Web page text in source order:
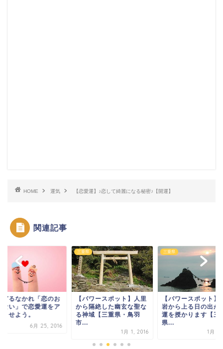
HOME 運気 【恋愛運】♪恋して綺麗になる秘密♪【開運】
関連記事
どるなかれ「恋のお
ない」で恋愛運をア
せよう。
6月 25, 2016
三重県
【パワースポット】人里
から隔絶した幽玄な聖な
る神域【三重県・鳥羽
市...
1月 1, 2016
三重県
【パワースポット】
岩から上る日の出か
運を授かります【三
県...
1月 1,